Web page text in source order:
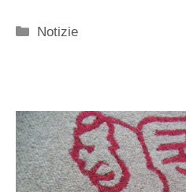
Categorie
Notizie